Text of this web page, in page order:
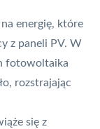
energię, które
z paneli PV. W
fotowoltaika
rozstrajając
się z